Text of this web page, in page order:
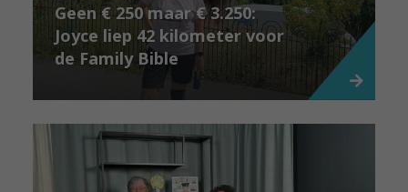
Geen € 250 maar € 3.250:
Joyce liep 42 kilometer voor
de Family Bible